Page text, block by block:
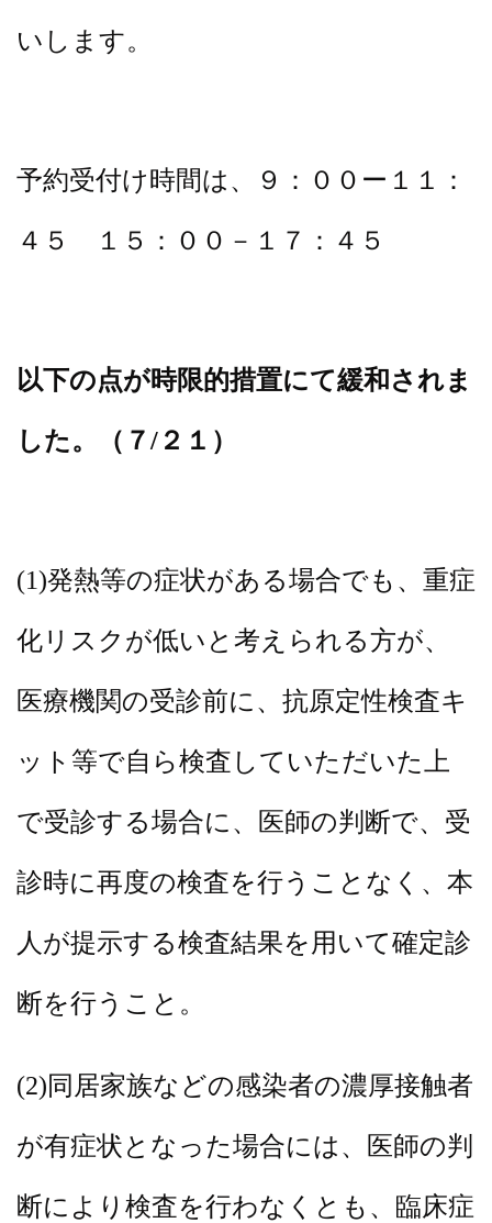
いします。
予約受付け時間は、９：００ー１１：
４５ １５：００－１７：４５
以下の点が時限的措置にて緩和されま
した。（７/２１）
(1)発熱等の症状がある場合でも、重症
化リスクが低いと考えられる方が、
医療機関の受診前に、抗原定性検査キ
ット等で自ら検査していただいた上
で受診する場合に、医師の判断で、受
診時に再度の検査を行うことなく、 本
人が提示する検査結果を用いて確定診
断を行うこと。
(2)同居家族などの感染者の濃厚接触者
が有症状となった場合には、医師の判
断により検査を行わなくとも、臨床症